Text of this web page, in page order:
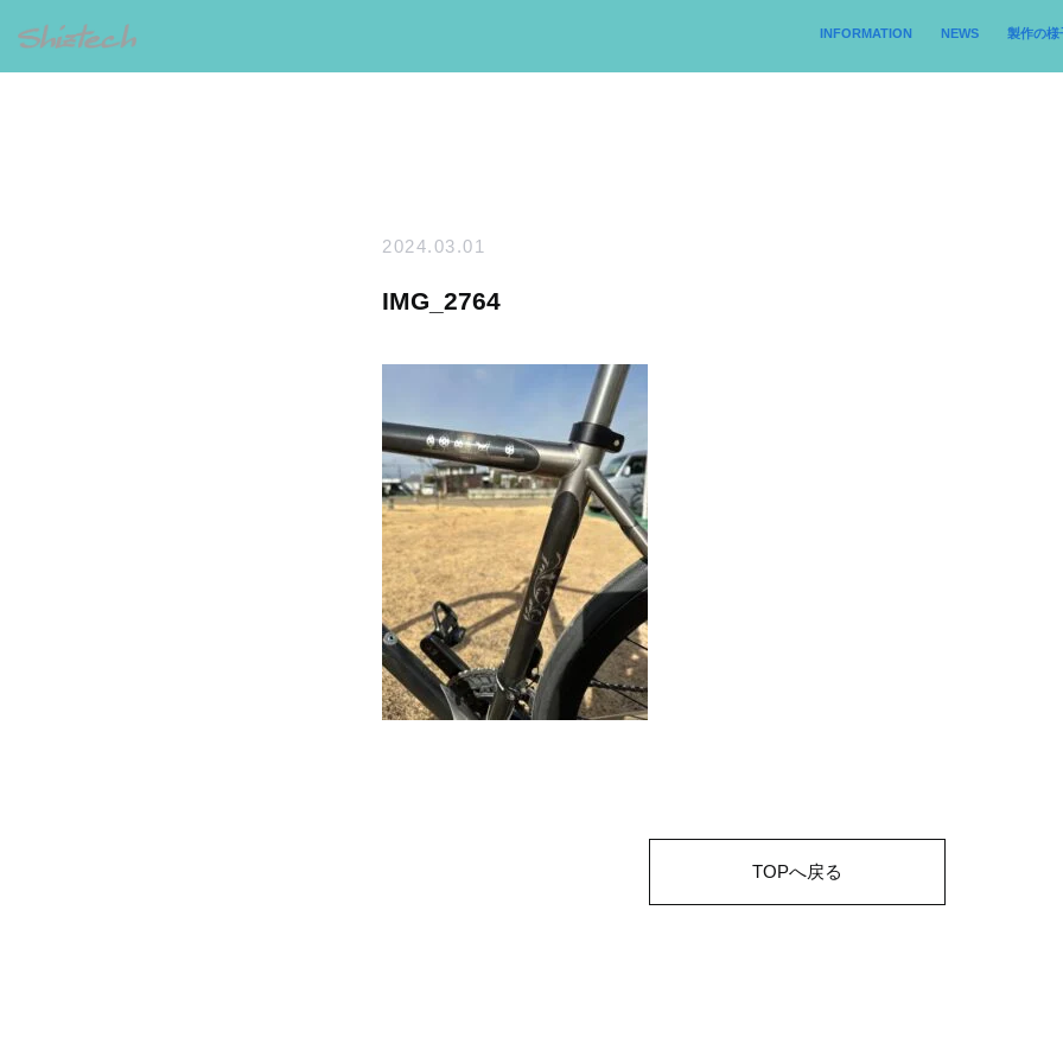
INFORMATION NEWS 製作の様
2024.03.01
IMG_2764
TOPへ戻る